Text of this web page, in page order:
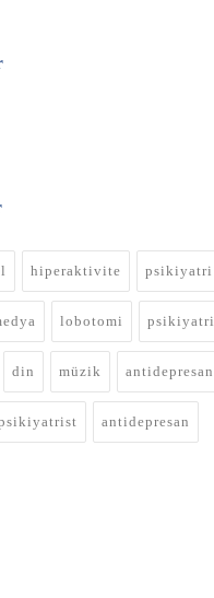
hiperaktivite psikiyatri
lobotomi psikiyatri
din müzik antidepresan
antidepresan